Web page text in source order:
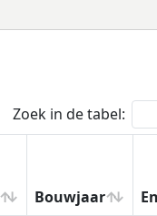
Zoek in de tabel:
Bouwjaar